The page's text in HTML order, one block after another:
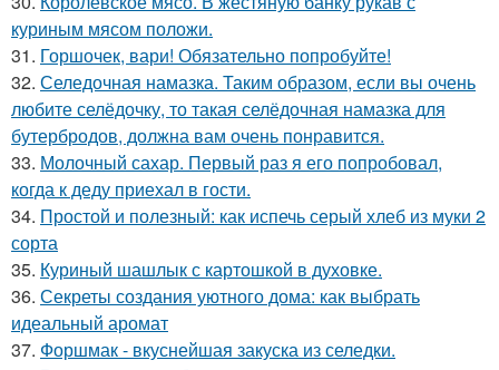
куриным мясом положи.
31. Горшочек, вари! Обязательно попробуйте!
32. Селедочная намазка. Таким образом, если вы очень
любите селёдочку, то такая селёдочная намазка для
бутербродов, должна вам очень понравится.
33. Молочный сахар. Первый раз я его попробовал,
когда к деду приехал в гости.
34. Простой и полезный: как испечь серый хлеб из муки 2
сорта
35. Куриный шашлык с картошкой в духовке.
36. Секреты создания уютного дома: как выбрать
идеальный аромат
37. Форшмак - вкуснейшая закуска из селедки.